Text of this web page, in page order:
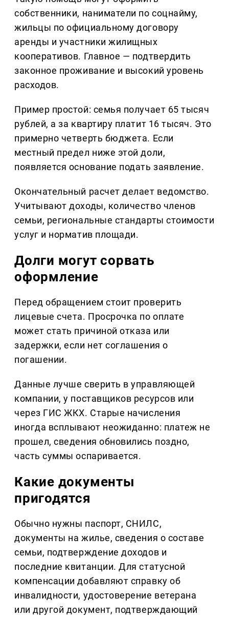
собственники, наниматели по соцнайму,
жильцы по официальному договору
аренды и участники жилищных
кооперативов. Главное — подтвердить
законное проживание и высокий уровень
расходов.
Пример простой: семья получает 65 тысяч
рублей, а за квартиру платит 16 тысяч. Это
примерно четверть бюджета. Если
местный предел ниже этой доли,
появляется основание подать заявление.
Окончательный расчет делает ведомство.
Учитывают доходы, количество членов
семьи, региональные стандарты стоимости
услуг и норматив площади.
Долги могут сорвать
оформление
Перед обращением стоит проверить
лицевые счета. Просрочка по оплате
может стать причиной отказа или
задержки, если нет соглашения о
погашении.
Данные лучше сверить в управляющей
компании, у поставщиков ресурсов или
через ГИС ЖКХ. Старые начисления
иногда всплывают неожиданно: платеж не
прошел, сведения обновились поздно,
часть суммы оспаривается.
Какие документы
пригодятся
Обычно нужны паспорт, СНИЛС,
документы на жилье, сведения о составе
семьи, подтверждение доходов и
последние квитанции. Для статусной
компенсации добавляют справку об
инвалидности, удостоверение ветерана
или другой документ, подтверждающий